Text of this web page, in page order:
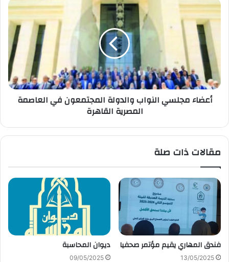
أعضاء مجلسي النواب والدولة المجتمعون في العاصمة
المصرية القاهرة
مقالات ذات صلة
فندق المهاري يقيم مؤتمر صحفيا
13/05/2025
ديوان المحاسبة
09/05/2025